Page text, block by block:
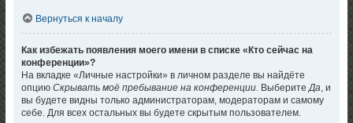
Вернуться к началу
Как избежать появления моего имени в списке «Кто сейчас на
конференции»?
На вкладке «Личные настройки» в личном разделе вы найдёте
опциюСкрывать моё пребывание на конференции. ВыберитеДа, и
вы будете видны только администраторам, модераторам и самому
себе. Для всех остальных вы будете скрытым пользователем.